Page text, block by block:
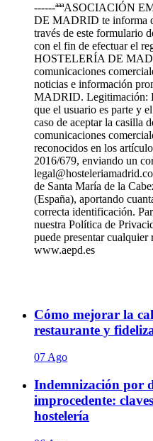
------ªªªASOCIACIÓN
DE MADRID te informa
través de este formulario
con el fin de efectuar el
HOSTELERÍA DE
comunicaciones
noticias e información
MADRID. Legitimación:
que el usuario es parte y
caso de aceptar la casilla
comunicaciones
reconocidos en los
2016/679, enviando un
de Santa María de la
(España), aportando
correcta identificación.
nuestra Política de
puede presentar
www.aepd.es
Cómo mejorar la
restaurante y
07 Ago
Indemnización por
improcedente:
hostelería